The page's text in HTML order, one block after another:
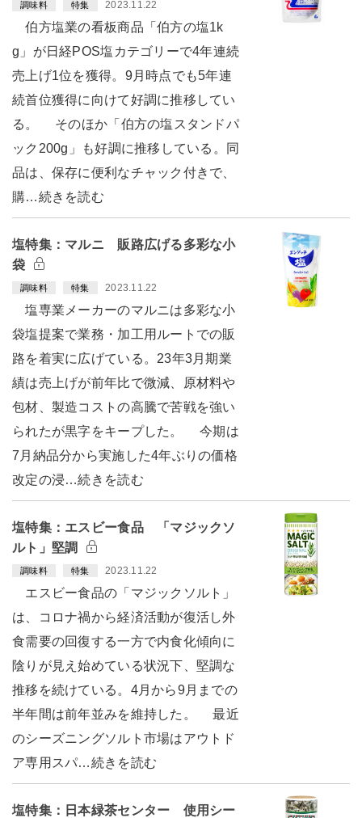
調味料 特集 2023.11.22
伯方塩業の看板商品「伯方の塩1k
g」が日経POS塩カテゴリーで4年連続
売上げ1位を獲得。9月時点でも5年連
続首位獲得に向けて好調に推移してい
る。 そのほか「伯方の塩スタンドパ
ック200g」も好調に推移している。同
品は、保存に便利なチャック付きで、
購…続きを読む
塩特集：マルニ 販路広げる多彩な小
袋
調味料 特集 2023.11.22
塩専業メーカーのマルニは多彩な小
袋塩提案で業務・加工用ルートでの販
路を着実に広げている。23年3月期業
績は売上げが前年比で微減、原材料や
包材、製造コストの高騰で苦戦を強い
られたが黒字をキープした。 今期は
7月納品分から実施した4年ぶりの価格
改定の浸…続きを読む
塩特集：エスビー食品 「マジックソ
ルト」堅調
調味料 特集 2023.11.22
エスビー食品の「マジックソルト」
は、コロナ禍から経済活動が復活し外
食需要の回復する一方で内食化傾向に
陰りが見え始めている状況下、堅調な
推移を続けている。4月から9月までの
半年間は前年並みを維持した。 最近
のシーズニングソルト市場はアウトド
ア専用スパ…続きを読む
塩特集：日本緑茶センター 使用シー